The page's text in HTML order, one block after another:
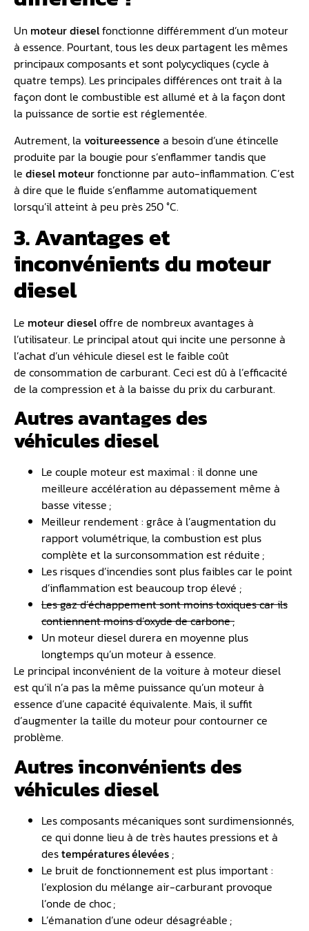
Un moteur dieselfonctionne différemment d’un moteur
à essence. Pourtant, tous les deux partagent les mêmes
principaux composants et sont polycycliques (cycle à
quatre temps). Les principales différences ont trait à la
façon dont le combustible est allumé et à la façon dont
la puissance de sortie est réglementée.
Autrement, la voitureessence a besoin d’une étincelle
produite par la bougie pour s’enflammer tandis que
le diesel moteurfonctionne par auto-inflammation. C’est
à dire que le fluide s’enflamme automatiquement
lorsqu’il atteint à peu près 250 °C.
3. Avantages et
inconvénients du moteur
diesel
Le moteur dieseloffre de nombreux avantages à
l’utilisateur. Le principal atout qui incite une personne à
l’achat d’un véhicule diesel est le faible coût
de consommation de carburant. Ceci est dû à l’efficacité
de la compression et à la baisse du prix du carburant.
Autres avantages des
véhicules diesel
Le couple moteur est maximal : il donne une
meilleure accélération au dépassement même à
basse vitesse ;
Meilleur rendement : grâce à l’augmentation du
rapport volumétrique, la combustion est plus
complète et la surconsommation est réduite ;
Les risques d’incendies sont plus faibles car le point
d’inflammation est beaucoup trop élevé ;
Les gaz d’échappement sont moins toxiques car ils
contiennent moins d’oxyde de carbone ;
Un moteur diesel durera en moyenne plus
longtemps qu’un moteur à essence.
Le principal inconvénient de la voiture à moteur diesel
est qu’il n’a pas la même puissance qu’un moteur à
essence d’une capacité équivalente. Mais, il suffit
d’augmenter la taille du moteur pour contourner ce
problème.
Autres inconvénients des
véhicules diesel
Les composants mécaniques sont surdimensionnés,
ce qui donne lieu à de très hautes pressions et à
destempératures élevées ;
Le bruit de fonctionnement est plus important :
l’explosion du mélange air-carburant provoque
l’onde de choc ;
L’émanation d’une odeur désagréable ;